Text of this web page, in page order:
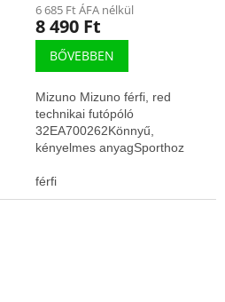
6 685 Ft ÁFA nélkül
8 490 Ft
BŐVEBBEN
Mizuno Mizuno férfi, red
technikai futópóló
32EA700262Könnyű,
kényelmes anyagSporthoz
férfi